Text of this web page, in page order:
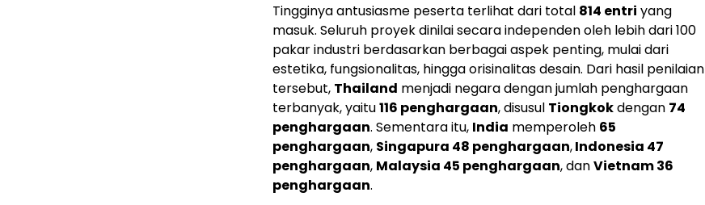
Tingginya antusiasme peserta terlihat dari total 814 entri yang
masuk. Seluruh proyek dinilai secara independen oleh lebih dari 100
pakar industri berdasarkan berbagai aspek penting, mulai dari
estetika, fungsionalitas, hingga orisinalitas desain. Dari hasil penilaian
tersebut, Thailand menjadi negara dengan jumlah penghargaan
terbanyak, yaitu116 penghargaan, disusul Tiongkokdengan 74
penghargaan. Sementara itu, India memperoleh 65
penghargaan, Singapura 48 penghargaan,Indonesia 47
penghargaan, Malaysia 45 penghargaan, danVietnam 36
penghargaan.